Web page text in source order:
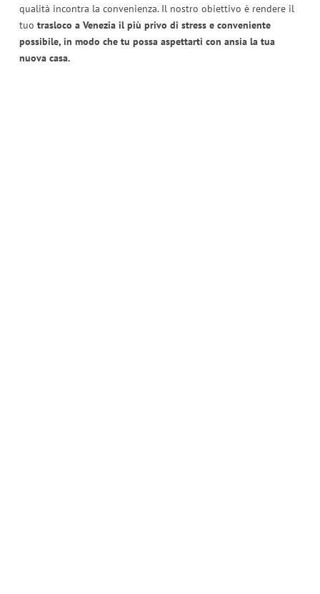
qualità incontra la convenienza. Il nostro obiettivo è rendere il
tuo trasloco a Venezia il più privo di stress e conveniente
possibile, in modo che tu possa aspettarti con ansia la tua
nuova casa.